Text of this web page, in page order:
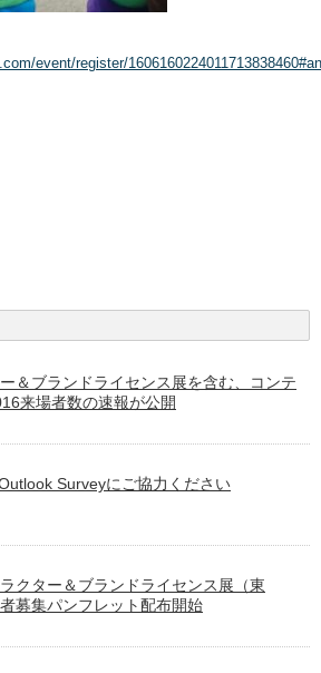
event/register/
＆ブランドライセンス展を含む、コンテ
来場者数の速報が公開
Surveyにご協力ください
クター＆ブランドライセンス展（東
募集パンフレット配布開始